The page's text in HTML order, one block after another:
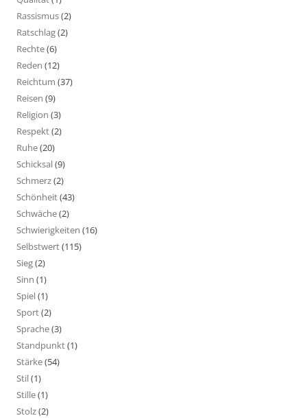
Rassismus(2)
Ratschlag(2)
Rechte(6)
Reden (12)
Reichtum (37)
Reisen (9)
Religion (3)
Respekt(2)
Ruhe(20)
Schicksal(9)
Schmerz(2)
Schönheit(43)
Schwäche(2)
Schwierigkeiten (16)
Selbstwert(115)
Sieg(2)
Sinn (1)
Spiel(1)
Sport(2)
Sprache(3)
Standpunkt(1)
Stärke(54)
Stil(1)
Stille(1)
Stolz(2)